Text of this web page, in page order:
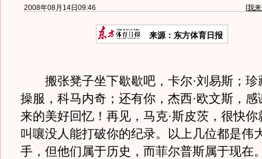
2008年08月14日09:46 [我
来源：东方体育日报
搬张凳子坐下歇歇吧，卡尔·刘易斯；珍
操服，科马内奇；还有你，杰西·欧文斯，
来的美好回忆！再见，马克·斯皮茨，很快
叫嚷没人能打破你的纪录。以上几位都是伟
手，但他们属于历史，而菲尔普斯属于现在